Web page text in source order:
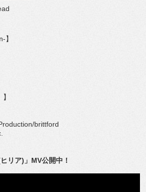
】
brittford
リア)」MV公開中！